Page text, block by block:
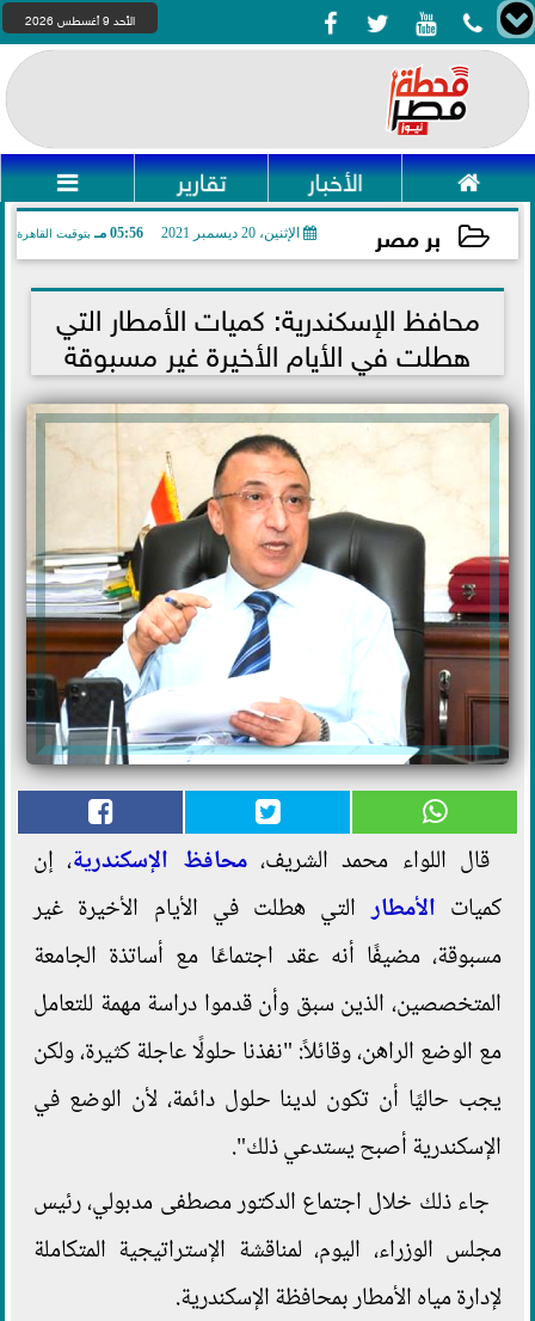
    الأحد 9 أغسطس 2026
 الأخبار تقارير 
بر مصر الإثنين، 20 ديسمبر 2021 05:56 مـ بتوقيت القاهرة
2021-12-20 17:56:50محافظ الإسكندرية: كميات الأمطار التي
هطلت في الأيام الأخيرة غير مسبوقة
قال اللواء محمد الشريف،محافظ الإسكندرية، إن
كميات الأمطارالتي هطلت في الأيام الأخيرة غير
مسبوقة، مضيفًا أنه عقد اجتماعًا مع أساتذة الجامعة
المتخصصين، الذين سبق وأن قدموا دراسة مهمة للتعامل
مع الوضع الراهن، وقائلاً: "نفذنا حلولًا عاجلة كثيرة، ولكن
يجب حاليًا أن تكون لدينا حلول دائمة، لأن الوضع في
الإسكندرية أصبح يستدعي ذلك".
جاء ذلك خلال اجتماع الدكتور مصطفى مدبولي، رئيس
مجلس الوزراء، اليوم، لمناقشة الإستراتيجية المتكاملة
لإدارة مياه الأمطار بمحافظة الإسكندرية.